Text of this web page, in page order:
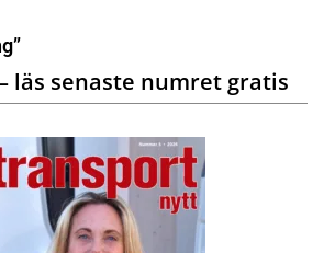
läs senaste numret gratis